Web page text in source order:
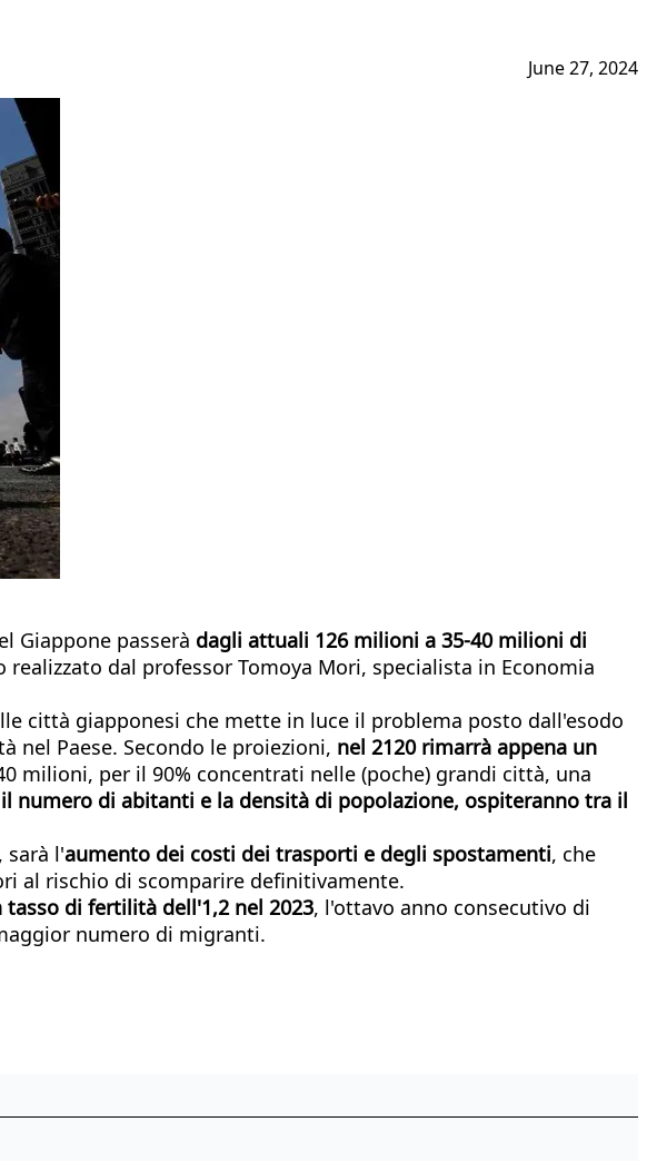
June 27, 2024
Giappone passerà dagli attuali 126 milioni a 35-40 milioni di
dal professor Tomoya Mori, specialista in Economia
città giapponesi che mette in luce il problema posto dall'esodo
nel Paese. Secondo le proiezioni, nel 2120 rimarrà appena un
milioni, per il 90% concentrati nelle (poche) grandi città, una
numero di abitanti e la densità di popolazione, ospiteranno tra il
sarà l'aumento dei costi dei trasporti e degli spostamenti, che
al rischio di scomparire definitivamente.
di fertilità dell'1,2 nel 2023, l'ottavo anno consecutivo di
numero di migranti.